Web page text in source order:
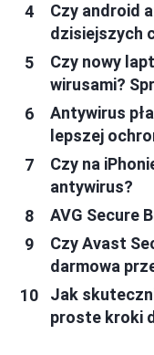
Czy android
dzisiejszych
Czy nowy
wirusami?
Antywirus
lepszej
Czy na
antywirus?
AVG Secure
Czy Avast
darmowa
Jak
proste kroki